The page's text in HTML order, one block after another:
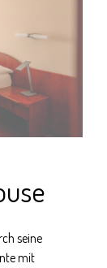
seine
mit